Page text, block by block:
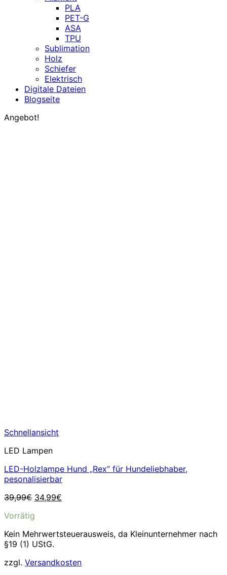
PLA
PET-G
ASA
TPU
Sublimation
Holz
Schiefer
Elektrisch
Digitale Dateien
Blogseite
Angebot!
Schnellansicht
LED Lampen
LED-Holzlampe Hund „Rex“ für Hundeliebhaber,
pesonalisierbar
39,99€ Ursprünglicher
war:
34,99€
Vorrätig
Kein Mehrwertsteuerausweis, da Kleinunternehmer nach
§19 (1) UStG.
zzgl. Versandkosten